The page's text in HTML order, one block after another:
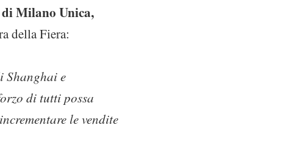
di Milano Unica,
della Fiera:
Shanghai e
di tutti possa
le vendite